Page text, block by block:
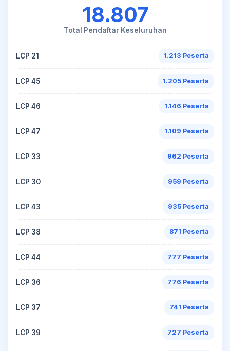
18.807
Total Pendaftar Keseluruhan
LCP 21 1.213 Peserta
LCP 45 1.205 Peserta
LCP 46 1.146 Peserta
LCP 47 1.109 Peserta
LCP 33 962 Peserta
LCP 30 959 Peserta
LCP 43 935 Peserta
LCP 38 871 Peserta
LCP 44 777 Peserta
LCP 36 776 Peserta
LCP 37 741 Peserta
LCP 39 727 Peserta